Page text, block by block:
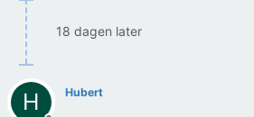
18 dagen later
H Hubert